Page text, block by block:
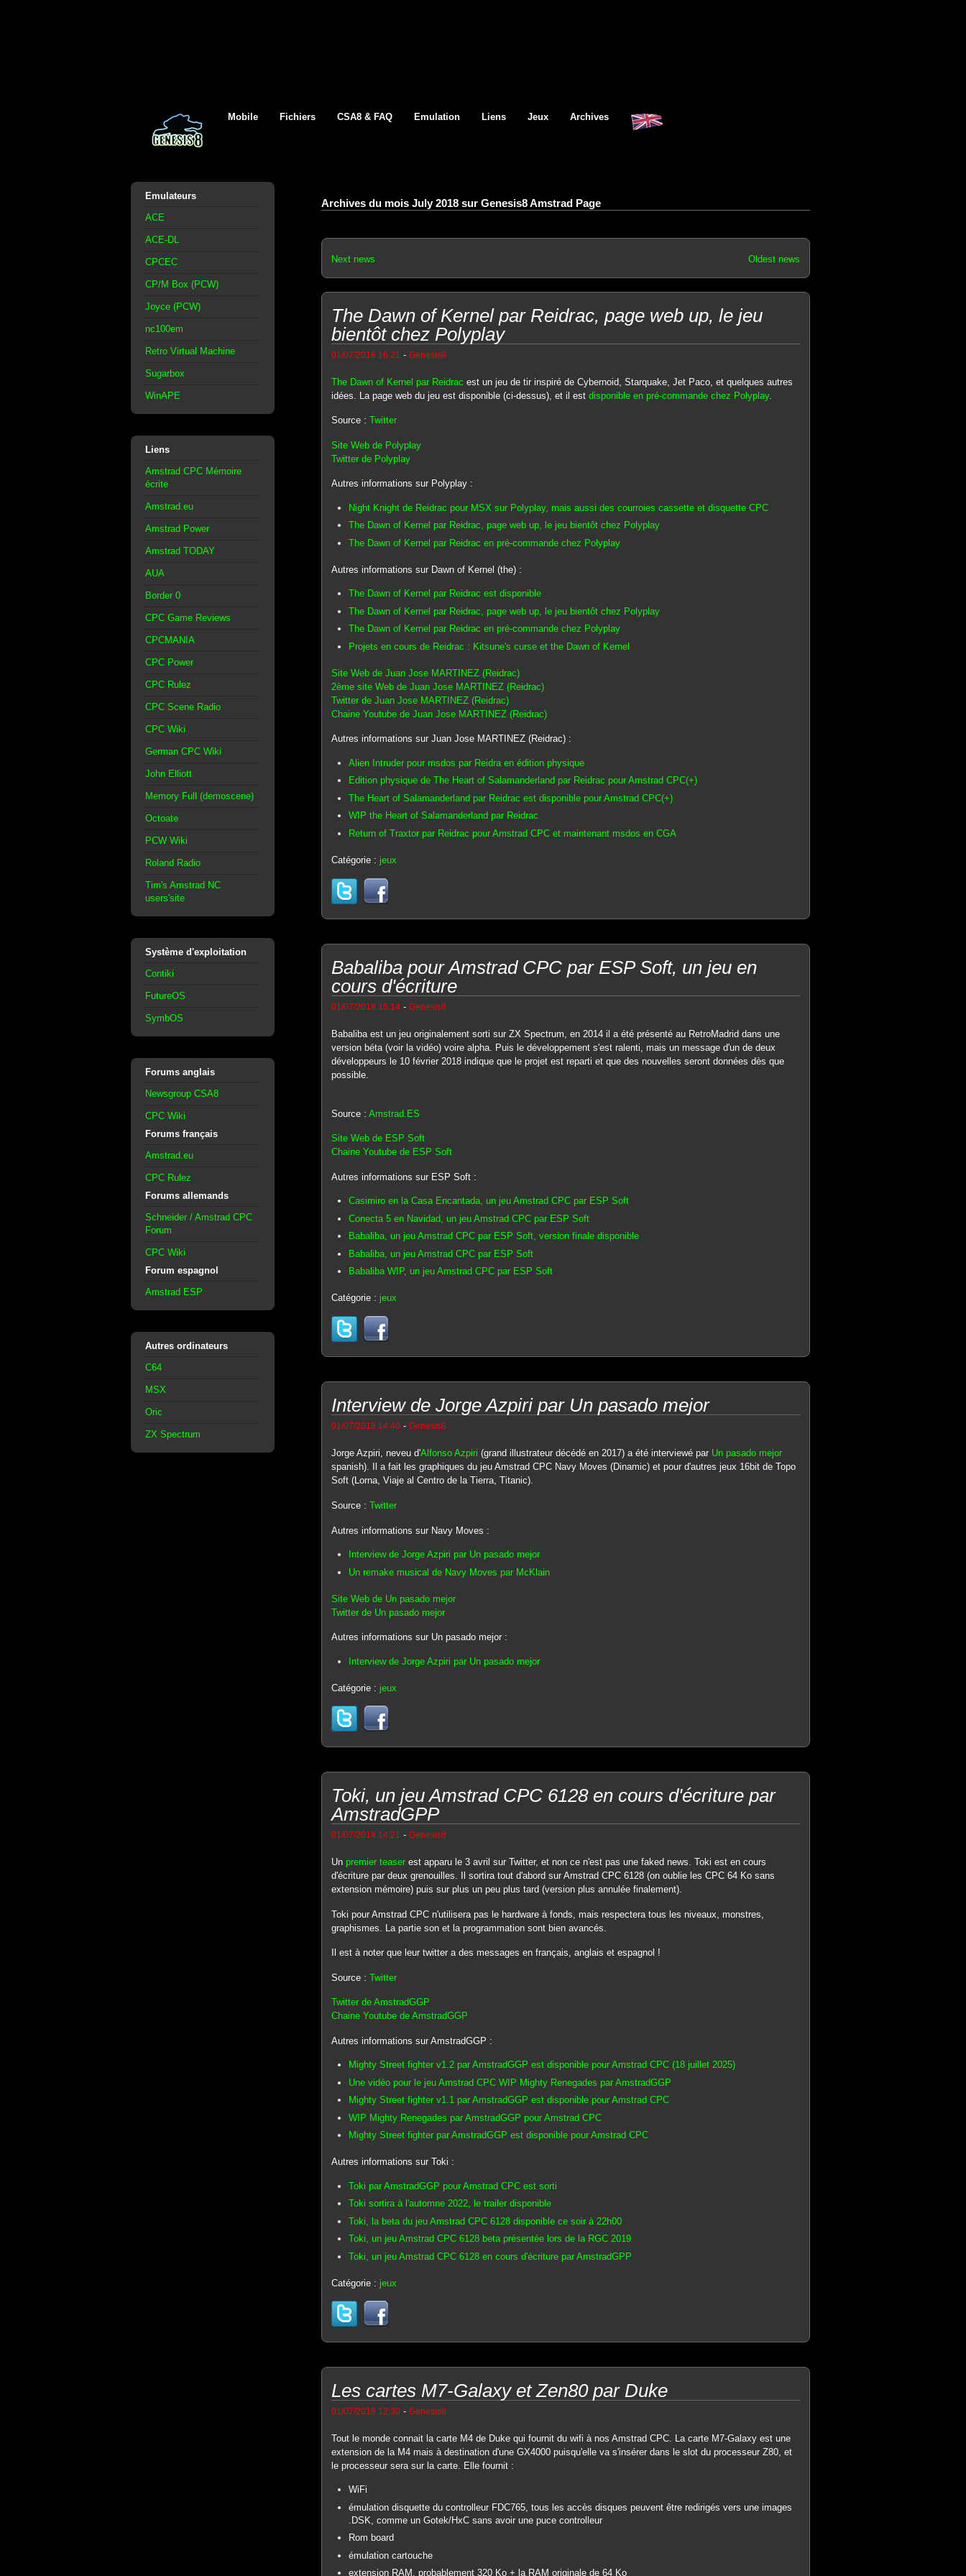
Mobile Fichiers CSA8 & FAQ Emulation Liens Jeux Archives
Emulateurs
ACE
ACE-DL
CPCEC
CP/M Box (PCW)
Joyce (PCW)
nc100em
Retro Virtual Machine
Sugarbox
WinAPE
Liens
Amstrad CPC Mémoire
écrite
Amstrad.eu
Amstrad Power
Amstrad TODAY
AUA
Border 0
CPC Game Reviews
CPCMANIA
CPC Power
CPC Rulez
CPC Scene Radio
CPC Wiki
German CPC Wiki
John Elliott
Memory Full (demoscene)
Octoate
PCW Wiki
Roland Radio
Tim's Amstrad NC
users'site
Système d'exploitation
Contiki
FutureOS
SymbOS
Forums anglais
Newsgroup CSA8
CPC Wiki
Forums français
Amstrad.eu
CPC Rulez
Forums allemands
Schneider / Amstrad CPC
Forum
CPC Wiki
Forum espagnol
Amstrad ESP
Autres ordinateurs
C64
MSX
Oric
ZX Spectrum
Archives du mois July 2018 sur Genesis8 Amstrad Page
Next news Oldest news
The Dawn of Kernel par Reidrac, page web up, le jeu
bientôt chez Polyplay
01/07/2018 16:21 - Genesis8
The Dawn of Kernel par Reidrac est un jeu de tir inspiré de Cybernoid, Starquake, Jet Paco, et quelques autres
idées. La page web du jeu est disponible (ci-dessus), et il est disponible en pré-commande chez Polyplay.
Source : Twitter
Site Web de Polyplay
Twitter de Polyplay
Autres informations sur Polyplay :
Night Knight de Reidrac pour MSX sur Polyplay, mais aussi des courroies cassette et disquette CPC
The Dawn of Kernel par Reidrac, page web up, le jeu bientôt chez Polyplay
The Dawn of Kernel par Reidrac en pré-commande chez Polyplay
Autres informations sur Dawn of Kernel (the) :
The Dawn of Kernel par Reidrac est disponible
The Dawn of Kernel par Reidrac, page web up, le jeu bientôt chez Polyplay
The Dawn of Kernel par Reidrac en pré-commande chez Polyplay
Projets en cours de Reidrac : Kitsune's curse et the Dawn of Kernel
Site Web de Juan Jose MARTINEZ (Reidrac)
2ème site Web de Juan Jose MARTINEZ (Reidrac)
Twitter de Juan Jose MARTINEZ (Reidrac)
Chaine Youtube de Juan Jose MARTINEZ (Reidrac)
Autres informations sur Juan Jose MARTINEZ (Reidrac) :
Alien Intruder pour msdos par Reidra en édition physique
Edition physique de The Heart of Salamanderland par Reidrac pour Amstrad CPC(+)
The Heart of Salamanderland par Reidrac est disponible pour Amstrad CPC(+)
WIP the Heart of Salamanderland par Reidrac
Return of Traxtor par Reidrac pour Amstrad CPC et maintenant msdos en CGA
Catégorie : jeux
Babaliba pour Amstrad CPC par ESP Soft, un jeu en
cours d'écriture
01/07/2018 15:14- Genesis8
Babaliba est un jeu originalement sorti sur ZX Spectrum, en 2014 il a été présenté au RetroMadrid dans une
version béta (voir la vidéo) voire alpha. Puis le développement s'est ralenti, mais un message d'un de deux
développeurs le 10 février 2018 indique que le projet est reparti et que des nouvelles seront données dès que
possible.
Source : Amstrad.ES
Site Web de ESP Soft
Chaine Youtube de ESP Soft
Autres informations sur ESP Soft :
Casimiro en la Casa Encantada, un jeu Amstrad CPC par ESP Soft
Conecta 5 en Navidad, un jeu Amstrad CPC par ESP Soft
Babaliba, un jeu Amstrad CPC par ESP Soft, version finale disponible
Babaliba, un jeu Amstrad CPC par ESP Soft
Babaliba WIP, un jeu Amstrad CPC par ESP Soft
Catégorie : jeux
Interview de Jorge Azpiri par Un pasado mejor
01/07/2018 14:40- Genesis8
Jorge Azpiri, neveu d'Alfonso Azpiri (grand illustrateur décédé en 2017) a été interviewé par Un pasado mejor
spanish). Il a fait les graphiques du jeu Amstrad CPC Navy Moves (Dinamic) et pour d'autres jeux 16bit de Topo
Soft (Lorna, Viaje al Centro de la Tierra, Titanic).
Source : Twitter
Autres informations sur Navy Moves :
Interview de Jorge Azpiri par Un pasado mejor
Un remake musical de Navy Moves par McKlain
Site Web de Un pasado mejor
Twitter de Un pasado mejor
Autres informations sur Un pasado mejor :
Interview de Jorge Azpiri par Un pasado mejor
Catégorie : jeux
Toki, un jeu Amstrad CPC 6128 en cours d'écriture par
AmstradGPP
01/07/2018 14:21 - Genesis8
Un premier teaserest apparu le 3 avril sur Twitter, et non ce n'est pas une faked news. Toki est en cours
d'écriture par deux grenouilles. Il sortira tout d'abord sur Amstrad CPC 6128 (on oublie les CPC 64 Ko sans
extension mémoire) puis sur plus un peu plus tard (version plus annulée finalement).
Toki pour Amstrad CPC n'utilisera pas le hardware à fonds, mais respectera tous les niveaux, monstres,
graphismes. La partie son et la programmation sont bien avancés.
Il est à noter que leur twitter a des messages en français, anglais et espagnol !
Source : Twitter
Twitter de AmstradGGP
Chaine Youtube de AmstradGGP
Autres informations sur AmstradGGP :
Mighty Street fighter v1.2 par AmstradGGP est disponible pour Amstrad CPC (18 juillet 2025)
Une vidéo pour le jeu Amstrad CPC WIP Mighty Renegades par AmstradGGP
Mighty Street fighter v1.1 par AmstradGGP est disponible pour Amstrad CPC
WIP Mighty Renegades par AmstradGGP pour Amstrad CPC
Mighty Street fighter par AmstradGGP est disponible pour Amstrad CPC
Autres informations sur Toki :
Toki par AmstradGGP pour Amstrad CPC est sorti
Toki sortira à l'automne 2022, le trailer disponible
Toki, la beta du jeu Amstrad CPC 6128 disponible ce soir à 22h00
Toki, un jeu Amstrad CPC 6128 beta présentée lors de la RGC 2019
Toki, un jeu Amstrad CPC 6128 en cours d'écriture par AmstradGPP
Catégorie : jeux
Les cartes M7-Galaxy et Zen80 par Duke
01/07/2018 12:30- Genesis8
Tout le monde connait la carte M4 de Duke qui fournit du wifi à nos Amstrad CPC. La carte M7-Galaxy est une
extension de la M4 mais à destination d'une GX4000 puisqu'elle va s'insérer dans le slot du processeur Z80, et
le processeur sera sur la carte. Elle fournit :
WiFi
émulation disquette du controlleur FDC765, tous les accès disques peuvent être redirigés vers une images
.DSK, comme un Gotek/HxC sans avoir une puce controlleur
Rom board
émulation cartouche
extension RAM, probablement 320 Ko + la RAM originale de 64 Ko